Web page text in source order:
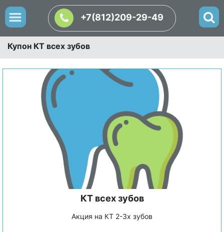
+7(812)209-29-49
Купон КТ всех зубов
КТ всех зубов
Акция на КТ 2-3х зубов